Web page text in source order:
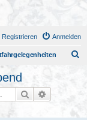
Anmelden
Registrieren
Suche